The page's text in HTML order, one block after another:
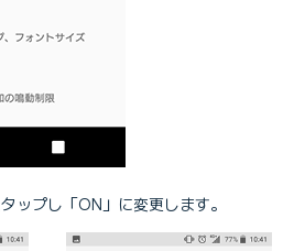
ップし「ON」に変更します。